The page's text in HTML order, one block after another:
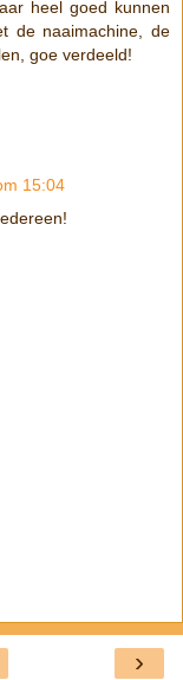
heel goed kunnen
de naaimachine, de
goe verdeeld!
15:04
›